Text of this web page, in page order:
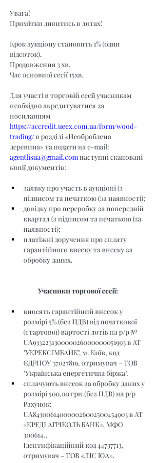
Увага!
Примітки дивитись в лотах!
Крок аукціону становить 1% (один
відсоток).
Продовження 3 хв.
Час основної сесії 15хв.
Для участі в торговій сесії учасникам
необхідно акредитуватися за
посиланням
https://accredit.ueex.com.ua/form/wood-
trading/ в розділі «Необроблена
деревина» та подати на e-mail:
agentlisua@gmail.com наступні скановані
копії документів:
заявку про участь в аукціоні (з
підписом та печаткою (за наявності);
довідку про переробку за попередній
квартал (з підписом та печаткою (за
наявності);
платіжні доручення про сплату
гарантійного внеску та внеску за
обробку даних.
Учасники торгової сесії:
вносять гарантійний внесок у
розмірі 5% (без ПДВ) від початкової
(стартової) вартості лотів на р/р №
UA933223130000026000000051993 в АТ
"УКРЕКСІМБАНК", м. Київ, код
ЄДРПОУ 37027819, отримувач – ТОВ
"Українська енергетична біржа".
сплачують внесок за обробку даних у
розмірі 500,00 грн.(без ПДВ) на р/р
Рахунок:
UA843006140000026002500454903 в АТ
«КРЕДІ АГРІКОЛЬ БАНК», МФО
300614.,
Ідентифікаційний код 44737713,
отримувач – ТОВ «ЛІС ЮА».